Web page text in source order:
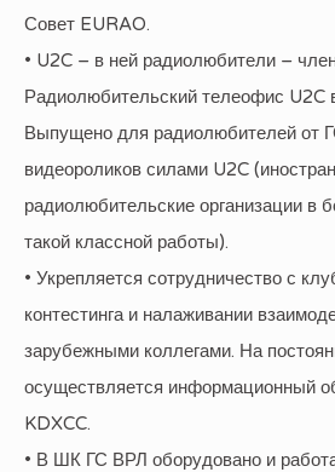
Совет EURAO.
• U2C – в ней радиолюбители –
Радиолюбительский телеофис
Выпущено для радиолюбителей от
видеороликов силами U2C
радиолюбительские организации в
такой классной работы).
• Укрепляется сотрудничество с
контестинга и налаживании
зарубежными коллегами. На
осуществляется информационный
KDXCC.
• В ШК ГС ВРЛ оборудовано и